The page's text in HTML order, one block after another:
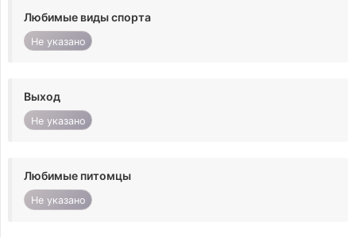
Любимые виды спорта
Не указано
Выход
Не указано
Любимые питомцы
Не указано